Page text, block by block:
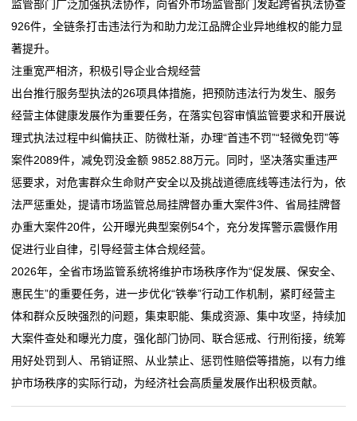
监管部门广泛加强执法协作，向省外市场监管部门发起跨省执法协查
926件，全链条打击违法行为和助力龙江品牌企业异地维权的能力显
著提升。
注重宽严相济，积极引导企业合规经营
出台推行服务型执法的26项具体措施，把预防违法行为发生、服务
经营主体健康发展作为重要任务，在落实包容审慎监管要求和开展说
理式执法过程中纠偏扶正、防微杜渐，办理“首违不罚”“轻微免罚”等
案件2089件，减免罚没金额 9852.88万元。同时，坚决落实重违严
惩要求，对危害群众生命财产安全以及挑战道德底线等违法行为，依
法严惩重处，提请市场监管总局挂牌督办重大案件3件、省局挂牌督
办重大案件20件，公开曝光典型案例54个，充分发挥警示震慑作用
促进行业自律，引导经营主体合规经营。
2026年，全省市场监管系统将维护市场秩序作为“促发展、保安全、
惠民生”的重要任务，进一步优化“铁拳”行动工作机制，紧盯经营主
体和群众反映强烈的问题，集束职能、集成资源、集中攻坚，持续加
大案件查处和曝光力度，强化部门协同、联合惩戒、行刑衔接，统筹
用好处罚到人、吊销证照、从业禁止、惩罚性赔偿等措施，以有力维
护市场秩序的实际行动，为经济社会高质量发展作出积极贡献。